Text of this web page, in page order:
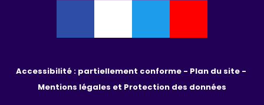
Accessibilité : partiellement conforme -
Mentions légales et Protection des données